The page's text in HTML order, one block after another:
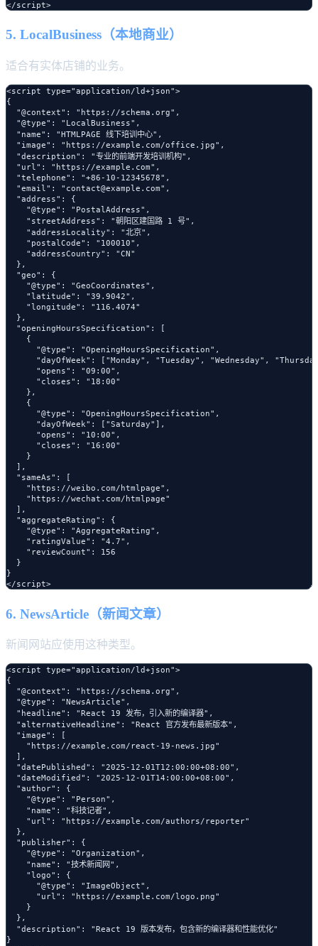
5. LocalBusiness（本地商业）
适合有实体店铺的业务。
<script type="application/ld+json">
{
  "@context": "https://schema.org",
  "@type": "LocalBusiness",
  "name": "HTMLPAGE 线下培训中心",
  "image": "https://example.com/office.jpg",
  "description": "专业的前端开发培训机构",
  "url": "https://example.com",
  "telephone": "+86-10-12345678",
  "email": "contact@example.com",
  "address": {
    "@type": "PostalAddress",
    "streetAddress": "朝阳区建国路 1 号",
    "addressLocality": "北京",
    "postalCode": "100010",
    "addressCountry": "CN"
  },
  "geo": {
    "@type": "GeoCoordinates",
    "latitude": "39.9042",
    "longitude": "116.4074"
  },
  "openingHoursSpecification": [
    {
      "@type": "OpeningHoursSpecification",
"dayOfWeek": ["Monday", "Tuesday", "Wednesday",
      "opens": "09:00",
      "closes": "18:00"
    },
    {
      "@type": "OpeningHoursSpecification",
      "dayOfWeek": ["Saturday"],
      "opens": "10:00",
      "closes": "16:00"
    }
  ],
  "sameAs": [
    "https://weibo.com/htmlpage",
    "https://wechat.com/htmlpage"
  ],
  "aggregateRating": {
    "@type": "AggregateRating",
    "ratingValue": "4.7",
    "reviewCount": 156
  }
}
6. NewsArticle（新闻文章）
新闻网站应使用这种类型。
<script type="application/ld+json">
{
  "@context": "https://schema.org",
  "@type": "NewsArticle",
  "headline": "React 19 发布，引入新的编译器",
  "alternativeHeadline": "React 官方发布最新版本",
  "image": [
    "https://example.com/react-19-news.jpg"
  ],
  "datePublished": "2025-12-01T12:00:00+08:00",
  "dateModified": "2025-12-01T14:00:00+08:00",
  "author": {
    "@type": "Person",
    "name": "科技记者",
    "url": "https://example.com/authors/reporter"
  },
  "publisher": {
    "@type": "Organization",
    "name": "技术新闻网",
    "logo": {
      "@type": "ImageObject",
      "url": "https://example.com/logo.png"
    }
  },
  "description": "React 19 版本发布，包含新的编译器和性能优化"
}